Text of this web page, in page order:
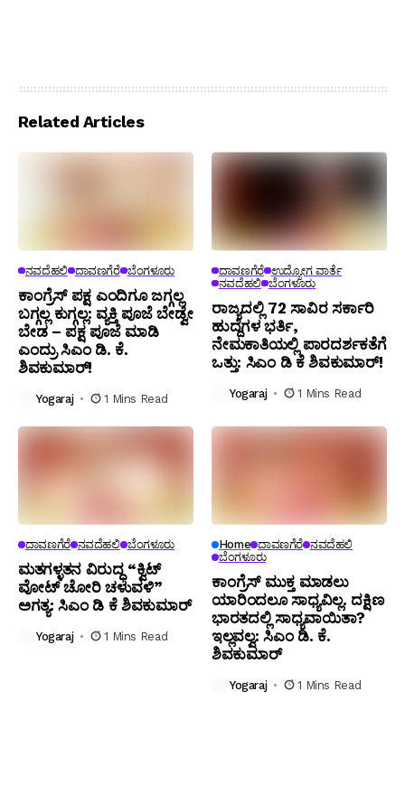
Related Articles
ನವದೆಹಲಿ ದಾವಣಗೆರೆ ಬೆಂಗಳೂರು
ಕಾಂಗ್ರೆಸ್ ಪಕ್ಷ ಎಂದಿಗೂ ಜಗ್ಗಲ್ಲ
ಬಗ್ಗಲ್ಲ ಕುಗ್ಗಲ್ಲ: ವ್ಯಕ್ತಿ ಪೂಜೆ ಬೇಡ್ವೇ
ಬೇಡ – ಪಕ್ಷ ಪೂಜೆ ಮಾಡಿ
ಎಂದ್ರು ಸಿಎಂ ಡಿ. ಕೆ.
ಶಿವಕುಮಾರ್!
Yogaraj 1 Mins Read
ದಾವಣಗೆರೆ ಉದ್ಯೋಗ ವಾರ್ತೆ
ನವದೆಹಲಿ ಬೆಂಗಳೂರು
ರಾಜ್ಯದಲ್ಲಿ 72 ಸಾವಿರ ಸರ್ಕಾರಿ
ಹುದ್ದೆಗಳ ಭರ್ತಿ,
ನೇಮಕಾತಿಯಲ್ಲಿ ಪಾರದರ್ಶಕತೆಗೆ
ಒತ್ತು: ಸಿಎಂ ಡಿ ಕೆ ಶಿವಕುಮಾರ್!
Yogaraj 1 Mins Read
ದಾವಣಗೆರೆ ನವದೆಹಲಿ ಬೆಂಗಳೂರು
ಮತಗಳ್ಳತನ ವಿರುದ್ಧ “ಕ್ವಿಟ್
ವೋಟ್ ಚೋರಿ ಚಳುವಳಿ”
ಅಗತ್ಯ: ಸಿಎಂ ಡಿ ಕೆ ಶಿವಕುಮಾರ್
Yogaraj 1 Mins Read
Home ದಾವಣಗೆರೆ ನವದೆಹಲಿ
ಬೆಂಗಳೂರು
ಕಾಂಗ್ರೆಸ್ ಮುಕ್ತ ಮಾಡಲು
ಯಾರಿಂದಲೂ ಸಾಧ್ಯವಿಲ್ಲ. ದಕ್ಷಿಣ
ಭಾರತದಲ್ಲಿ ಸಾಧ್ಯವಾಯಿತಾ?
ಇಲ್ಲವಲ್ವ: ಸಿಎಂ ಡಿ. ಕೆ.
ಶಿವಕುಮಾರ್
Yogaraj 1 Mins Read